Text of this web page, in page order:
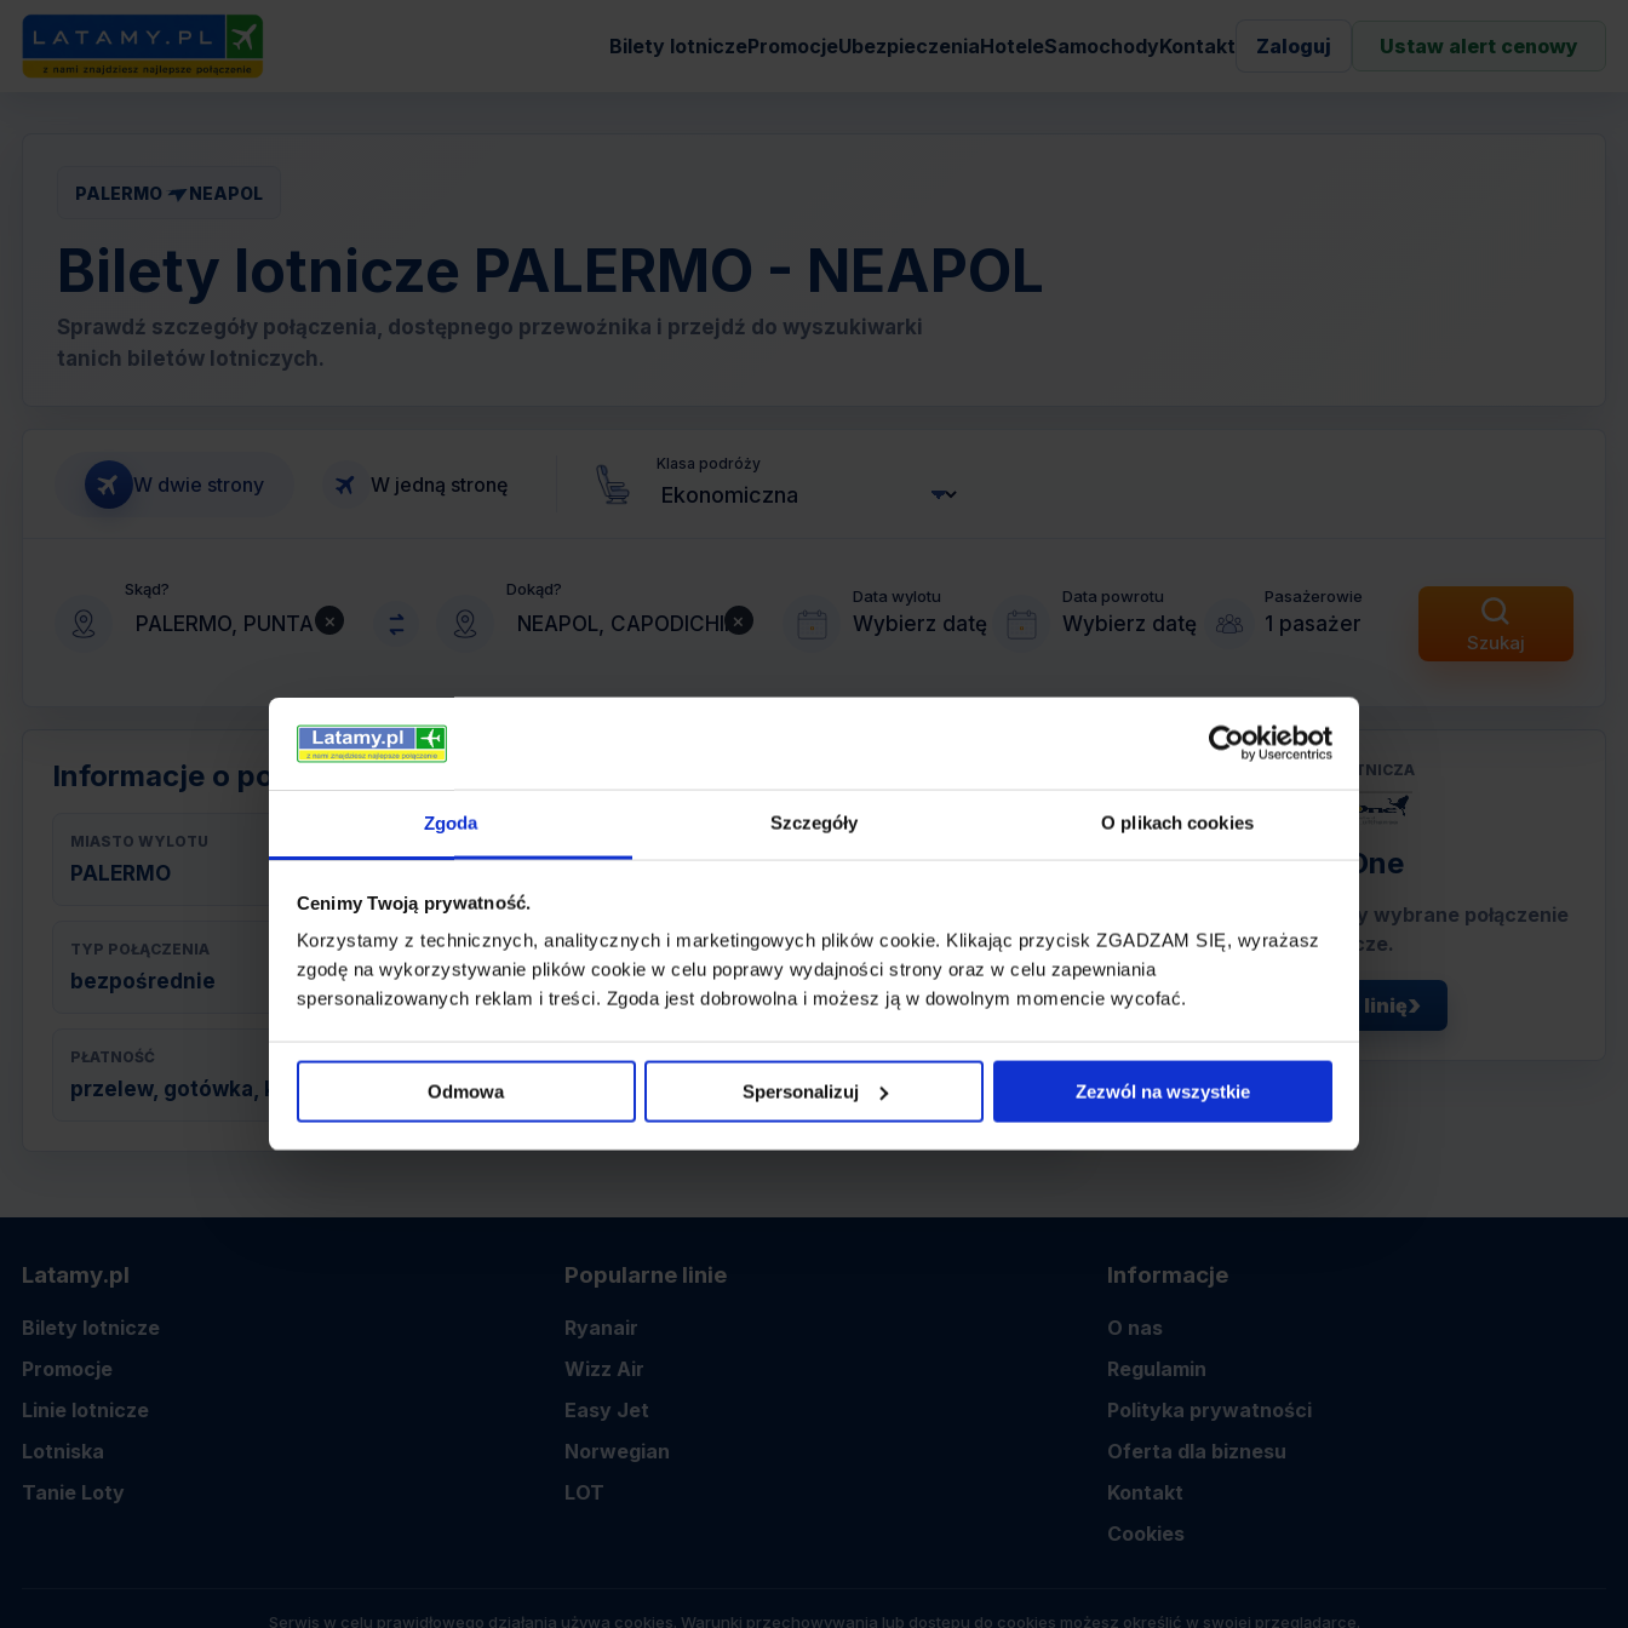
Zgoda Szczegóły O plikach cookies
Cenimy Twoją prywatność.
Korzystamy z technicznych, analitycznych i marketingowych plików cookie. Klikając przycisk ZGADZAM SIĘ, wyrażasz
zgodę na wykorzystywanie plików cookie w celu poprawy wydajności strony oraz w celu zapewniania
spersonalizowanych reklam i treści. Zgoda jest dobrowolna i możesz ją w dowolnym momencie wycofać.
Odmowa Spersonalizuj Zezwól na wszystkie
Bilety lotniczePromocjeUbezpieczeniaHoteleSamochodyKontakt Zaloguj Ustaw alert cenowy
PALERMO NEAPOL
Bilety lotnicze PALERMO - NEAPOL
Sprawdź szczegóły połączenia, dostępnego przewoźnika i przejdź do wyszukiwarki
tanich biletów lotniczych.
W dwie strony W jedną stronę
Klasa podróży
Skąd?
×
Dokąd?
×
Data wylotu
Wybierz datę
Data powrotu
Wybierz datę
Pasażerowie
1 pasażer
Szukaj
Informacje o połączeniu
MIASTO WYLOTU
PALERMO
TYP POŁĄCZENIA
bezpośrednie
REZERWACJA
online lub telefoniczna
PŁATNOŚĆ
przelew, gotówka, karta
LINIA LOTNICZA
Air One
Przewoźnik obsługujący wybrane połączenie
lotnicze.
Zobacz linię
Latamy.pl
Bilety lotnicze
Promocje
Linie lotnicze
Lotniska
Tanie Loty
Popularne linie
Ryanair
Wizz Air
Easy Jet
Norwegian
LOT
Informacje
O nas
Regulamin
Polityka prywatności
Oferta dla biznesu
Kontakt
Cookies
Serwis w celu prawidłowego działania używa cookies. Warunki przechowywania lub dostępu do cookies możesz określić w swojej przeglądarce.